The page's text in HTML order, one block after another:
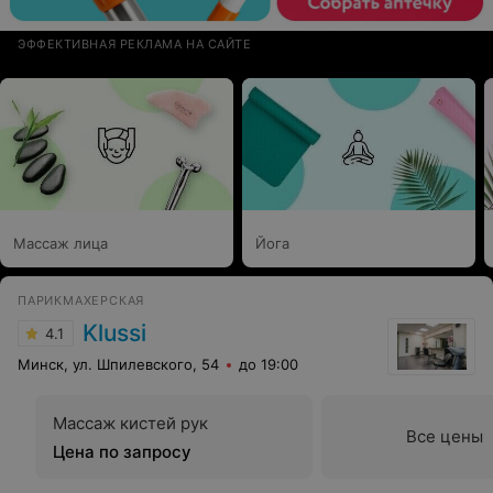
ЭФФЕКТИВНАЯ РЕКЛАМА НА САЙТЕ
Массаж лица Йога
ПАРИКМАХЕРСКАЯ
4.1 Klussi
Минск, ул. Шпилевского, 54 до 19:00
Массаж кистей рук
Цена по запросу
Все цены